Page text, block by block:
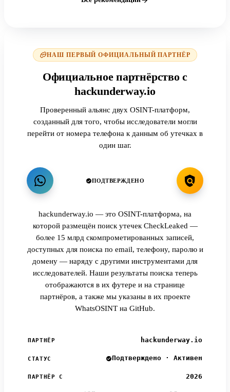
НАШ ПЕРВЫЙ ОФИЦИАЛЬНЫЙ ПАРТНЁР
Официальное партнёрство с
hackunderway.io
Проверенный альянс двух OSINT-платформ,
созданный для того, чтобы исследователи могли
перейти от номера телефона к данным об утечках в
один шаг.
ПОДТВЕРЖДЕНО
hackunderway.io — это OSINT-платформа, на
которой размещён поиск утечек CheckLeaked —
более 15 млрд скомпрометированных записей,
доступных для поиска по email, телефону, паролю и
домену — наряду с другими инструментами для
исследователей. Наши результаты поиска теперь
отображаются в их футере и на странице
партнёров, а также мы указаны в их проекте
WhatsOSINT на GitHub.
ПАРТНЁР hackunderway.io
СТАТУС Подтверждено · Активен
ПАРТНЁР С 2026